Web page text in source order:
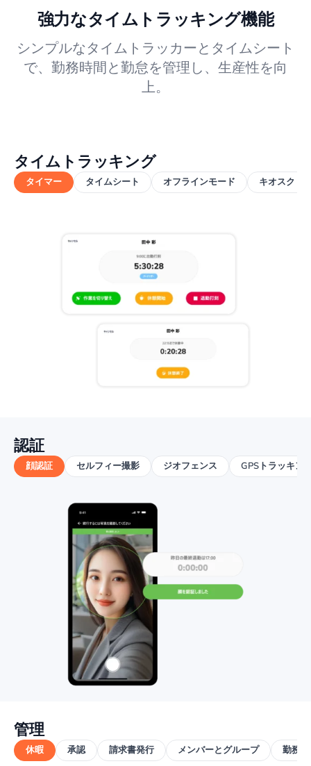
強力なタイムトラッキング機能
シンプルなタイムトラッカーとタイムシート
で、勤務時間と勤怠を管理し、生産性を向
上。
タイムトラッキング
タイマー タイムシート オフラインモード キオスク
認証
顔認証 セルフィー撮影 ジオフェンス GPSトラッキン
管理
休暇 承認 請求書発行 メンバーとグループ 勤務